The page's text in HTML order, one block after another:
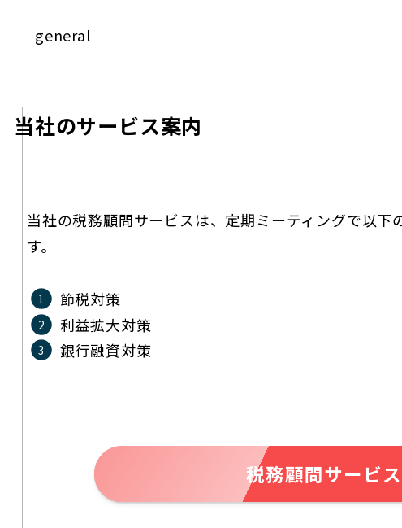
general
当社のサービス案内
当社の税務顧問サービスは、定期ミーティングで以
す。
節税対策
利益拡大対策
銀行融資対策
税務顧問サービ